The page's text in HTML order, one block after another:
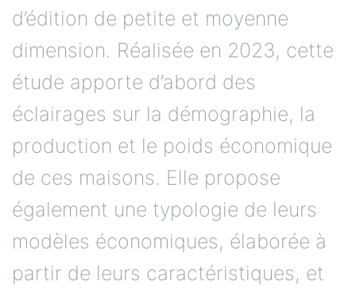
d’édition de petite et moyenne
dimension. Réalisée en 2023, cette
étude apporte d’abord des
éclairages sur la démographie, la
production et le poids économique
de ces maisons. Elle propose
également une typologie de leurs
modèles économiques, élaborée à
partir de leurs caractéristiques, et